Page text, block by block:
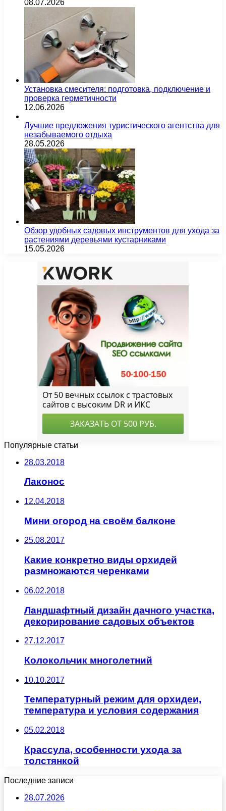
08.07.2026
Установка смесителя: подготовка, подключение и
проверка герметичности
12.06.2026
Лучшие предложения туристического агентства для
незабываемого отдыха
28.05.2026
Обзор удобных садовых инструментов для ухода за
растениями деревьями кустарниками
15.05.2026
Популярные статьи
28.03.2018
Лаконос
12.04.2018
Мини огород на своём балконе
25.08.2017
Какие конкретно виды орхидей
размножаются черенками
06.02.2018
Ландшафтный дизайн дачного участка,
декорирование садовых объектов
27.12.2017
Колокольчик многолетний
10.10.2017
Температурный режим для орхидеи,
температура и условия содержания
05.02.2018
Крассула, особенности ухода за
толстянкой
Последние записи
28.07.2026